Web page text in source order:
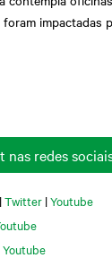
impactadas
nas redes
|Twitter |Youtube
Youtube